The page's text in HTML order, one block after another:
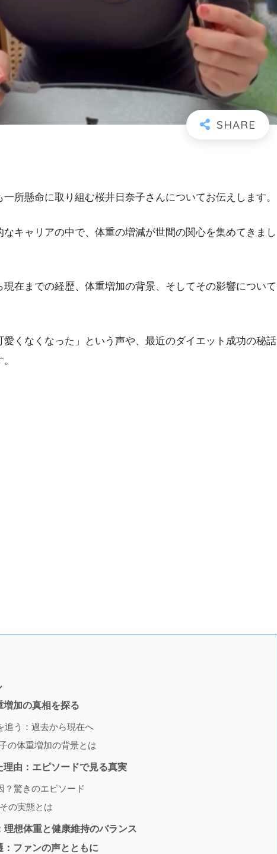
所懸命に取り組む桜井日奈子さんについてお伝えします。
キャリアの中で、体重の増減が世間の関心を集めてきまし
在までの経歴、体重増加の背景、そしてその影響について
愛くなくなった」という声や、最近のダイエット成功の秘話
加の真相を探る
追う：過去から現在へ
の体重増加の背景とは
由：エピソードで見る真実
？驚きのエピソード
の実態とは
想体重と健康維持のバランス
ファンの声とともに